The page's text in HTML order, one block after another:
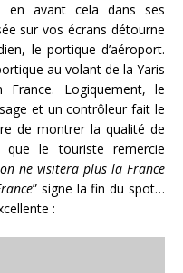
en avant cela dans ses
sur vos écrans détourne
le portique d’aéroport.
au volant de la Yaris
Logiquement, le
et un contrôleur fait le
de montrer la qualité de
le touriste remercie
on ne visitera plus la France
” signe la fin du spot…
: